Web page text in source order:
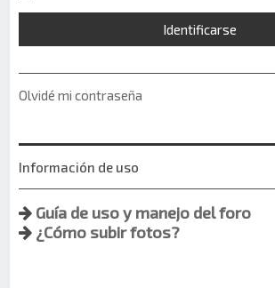
Olvidé mi contraseña
Información de uso
Guía de uso y manejo del foro
¿Cómo subir fotos?